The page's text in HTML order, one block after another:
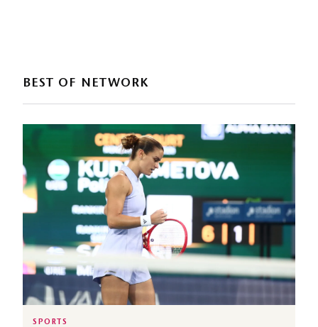
BEST OF NETWORK
SPORTS